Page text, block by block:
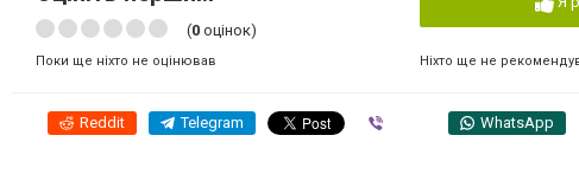
(0 оцінок)
Поки ще ніхто не оцінював Ніхто ще не
Reddit Telegram WhatsApp